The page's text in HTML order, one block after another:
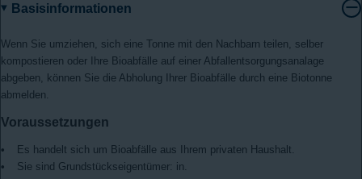
Basisinformationen
Wenn Sie umziehen, sich eine Tonne mit den Nachbarn teilen, selber
kompostieren oder Ihre Bioabfälle auf einer Abfallentsorgungsanalage
abgeben, können Sie die Abholung Ihrer Bioabfälle durch eine Biotonne
abmelden.
Voraussetzungen
Es handelt sich um Bioabfälle aus Ihrem privaten Haushalt.
Sie sind Grundstückseigentümer: in.